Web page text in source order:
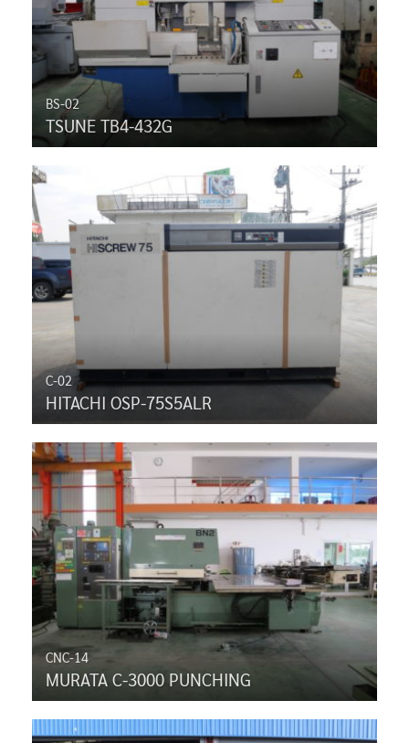
BS-02
TSUNE TB4-432G
C-02
HITACHI OSP-75S5ALR
CNC-14
MURATA C-3000 PUNCHING